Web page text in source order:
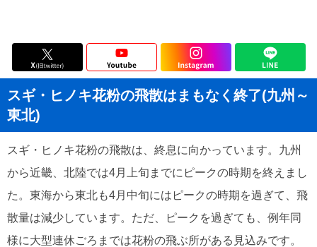
スギ・ヒノキ花粉の飛散はまもなく終了(九州～
東北)
スギ・ヒノキ花粉の飛散は、終息に向かっています。九州
から近畿、北陸では4月上旬までにピークの時期を終えまし
た。東海から東北も4月中旬にはピークの時期を過ぎて、飛
散量は減少しています。ただ、ピークを過ぎても、例年同
様に大型連休ごろまでは花粉の飛ぶ所がある見込みです。